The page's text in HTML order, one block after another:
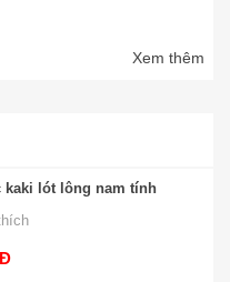
Xem thêm
kaki lót lông nam tính